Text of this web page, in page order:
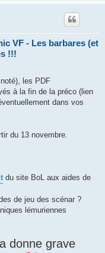
VF - Les barbares (et
!!!
les PDF
à la fin de la préco (lien
dans vos
du 13 novembre.
du site BoL aux aides de
de jeu des scénar ?
lémuriennes
donne grave